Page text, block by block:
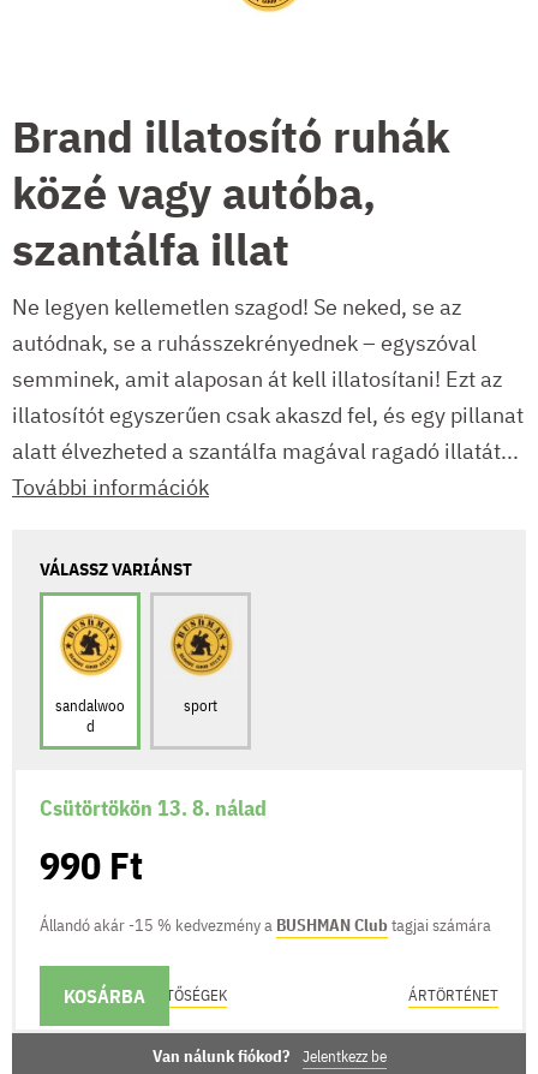
Brand illatosító ruhák
közé vagy autóba,
szantálfa illat
Ne legyen kellemetlen szagod! Se neked, se az
autódnak, se a ruhásszekrényednek – egyszóval
semminek, amit alaposan át kell illatosítani! Ezt az
illatosítót egyszerűen csak akaszd fel, és egy pillanat
alatt élvezheted a szantálfa magával ragadó illatát...
További információk
VÁLASSZ VARIÁNST
sandalwoo
d
sport
Csütörtökön 13. 8. nálad
990 Ft
Állandó akár -15 % kedvezmény a BUSHMAN Clubtagjai számára
KOSÁRBA
KÉZBESÍTÉSI LEHETŐSÉGEK ÁRTÖRTÉNET
Van nálunk fiókod? Jelentkezz be